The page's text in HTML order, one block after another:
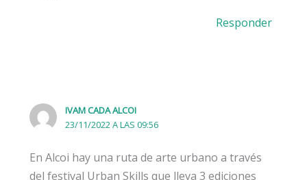
Responder
IVAM CADA ALCOI
23/11/2022 A LAS 09:56
En Alcoi hay una ruta de arte urbano a través
del festival Urban Skills que lleva 3 ediciones